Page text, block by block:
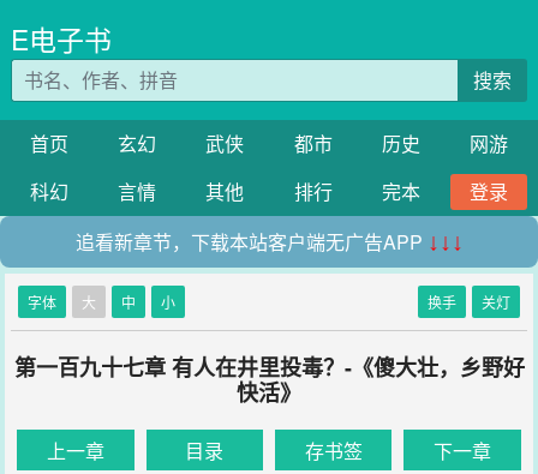
E电子书
搜索
首页 玄幻 武侠 都市 历史
网游
科幻
言情 其他 排行 完本
登录
追看新章节，下载本站客户端无广告APP ↓↓↓
字体 大 中 小 换手 关灯
第一百九十七章 有人在井里投毒？-《傻大壮，乡野好
快活》
上一章 目录 存书签 下一章